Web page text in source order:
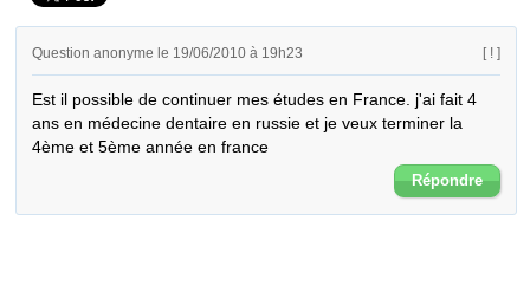
Question anonyme le 19/06/2010 à 19h23 [ ! ]
Est il possible de continuer mes études en France. j'ai fait 4
ans en médecine dentaire en russie et je veux terminer la
4ème et 5ème année en france
Répondre